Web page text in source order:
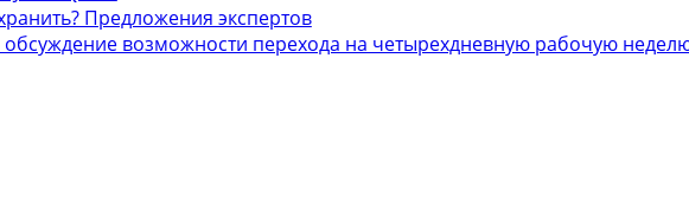
Предложения экспертов
возможности перехода на четырехдневную рабочую